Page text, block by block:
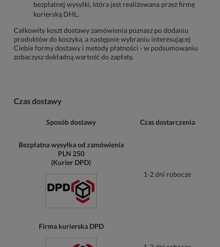
bezpłatnej wysyłki, która jest realizowana przez firmę
kurierską DHL.
Całkowity koszt dostawy zamówienia poznasz po dodaniu
produktów do koszyka, a następnie wybraniu interesującej
Ciebie formy dostawy i metody płatności - w podsumowaniu
zobaczysz dokładną wartość do zapłaty.
Czas dostawy
Sposób dostawy Czas dostarczenia
Bezpłatna wysyłka od zamówienia
PLN 250
(Kurier DPD)
1-2 dni robocze
Firma kurierska DPD